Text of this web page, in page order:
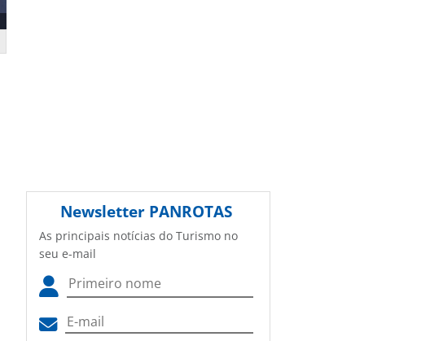
Newsletter PANROTAS
As principais notícias do Turismo no
seu e-mail